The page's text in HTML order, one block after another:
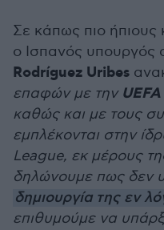
Σε κάπως πιο ήπιους
ο Ισπανός υπουργός
Rodríguez Uribes
επαφών με την UEFA
καθώς και με τους
εμπλέκονται στην
League, εκ μέρους
δηλώνουμε πως δεν
δημιουργία της εν
επιθυμούμε να